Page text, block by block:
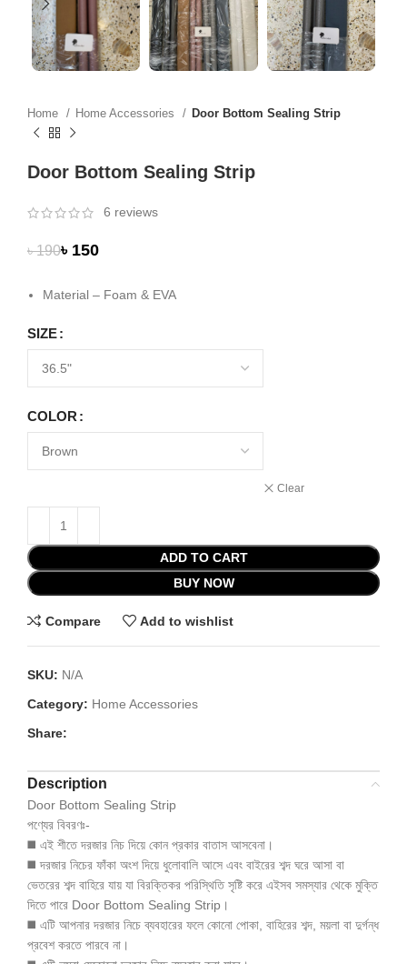
Home Home Accessories Door Bottom Sealing Strip
Door Bottom Sealing Strip
6 reviews
৳190৳ 150
Material – Foam & EVA
SIZE
COLOR
Clear
ADD TO CART
BUY NOW
Compare Add to wishlist
SKU: N/A
Category: Home Accessories
Share:
Description
Door Bottom Sealing Strip
পণ্যের বিবরণঃ-
◼️ এই শীতে দরজার নিচ দিয়ে কোন প্রকার বাতাস আসবেনা।
◼️ দরজার নিচের ফাঁকা অংশ দিয়ে ধুলোবালি আসে এবং বাইরের শব্দ ঘরে আসা বা
ভেতরের শব্দ বাহিরে যায় যা বিরক্তিকর পরিস্থিতি সৃষ্টি করে এইসব সমস্যার থেকে মুক্তি
দিতে পারে Door Bottom Sealing Strip।
◼️ এটি আপনার দরজার নিচে ব্যবহারের ফলে কোনো পোকা, বাহিরের শব্দ, ময়লা বা দুর্গন্ধ
প্রবেশ করতে পারবে না।